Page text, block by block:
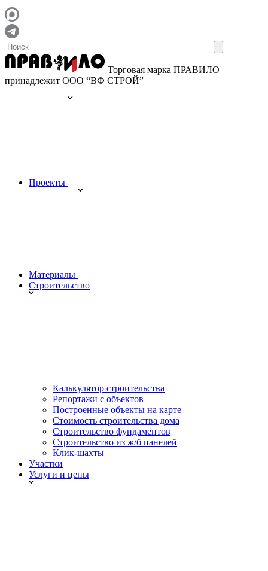
Торговая марка ПРАВИЛО
принадлежит ООО “ВФ СТРОЙ”
Проекты
Материалы
Строительство
Калькулятор строительства
Репортажи с объектов
Построенные объекты на карте
Стоимость строительства дома
Строительство фундаментов
Строительство из ж/б панелей
Клик-шахты
Участки
Услуги и цены